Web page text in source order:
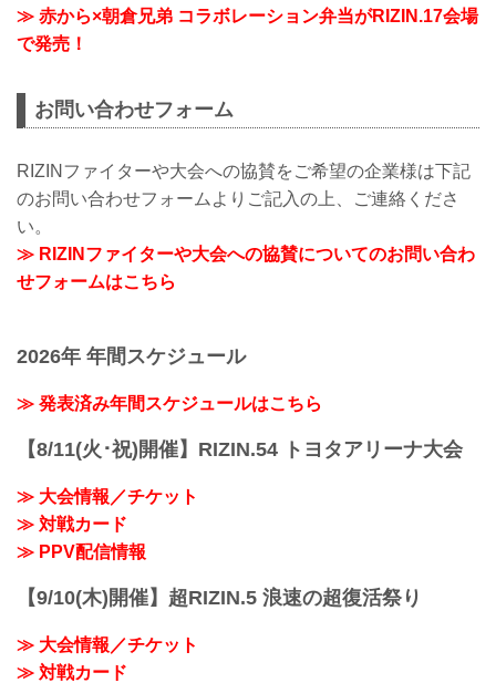
≫ 赤から×朝倉兄弟 コラボレーション弁当がRIZIN.17会場
で発売！
お問い合わせフォーム
RIZINファイターや大会への協賛をご希望の企業様は下記
のお問い合わせフォームよりご記入の上、ご連絡くださ
い。
≫ RIZINファイターや大会への協賛についてのお問い合わ
せフォームはこちら
2026年 年間スケジュール
≫ 発表済み年間スケジュールはこちら
【8/11(火･祝)開催】RIZIN.54 トヨタアリーナ大会
≫ 大会情報／チケット
≫ 対戦カード
≫ PPV配信情報
【9/10(木)開催】超RIZIN.5 浪速の超復活祭り
≫ 大会情報／チケット
≫ 対戦カード